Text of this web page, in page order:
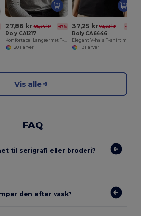
27,86 kr 85,34 kr -67%
Roly CA1217
Komfortabel Langærmet T-shirt i Tubular Bomuldsstof
+20 Farver
37,25 kr 73,33 kr -49%
Roly CA6646
+13 Farver
Vis alle
FAQ
til serigrafi eller broderi?
den efter vask?